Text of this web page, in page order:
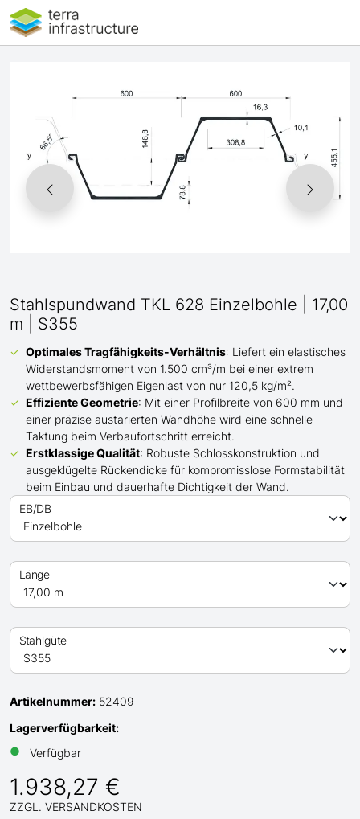
Stahlspundwand TKL 628 Einzelbohle | 17,00
m | S355
Optimales Tragfähigkeits-Verhältnis: Liefert ein elastisches
Widerstandsmoment von 1.500 cm³/m bei einer extrem
wettbewerbsfähigen Eigenlast von nur 120,5 kg/m².
Effiziente Geometrie: Mit einer Profilbreite von 600 mm und
einer präzise austarierten Wandhöhe wird eine schnelle
Taktung beim Verbaufortschritt erreicht.
Erstklassige Qualität: Robuste Schlosskonstruktion und
ausgeklügelte Rückendicke für kompromisslose Formstabilität
beim Einbau und dauerhafte Dichtigkeit der Wand.
EB/DB
Länge
Stahlgüte
Artikelnummer: 52409
Lagerverfügbarkeit:
●
Verfügbar
1.938,27 €
ZZGL. VERSANDKOSTEN